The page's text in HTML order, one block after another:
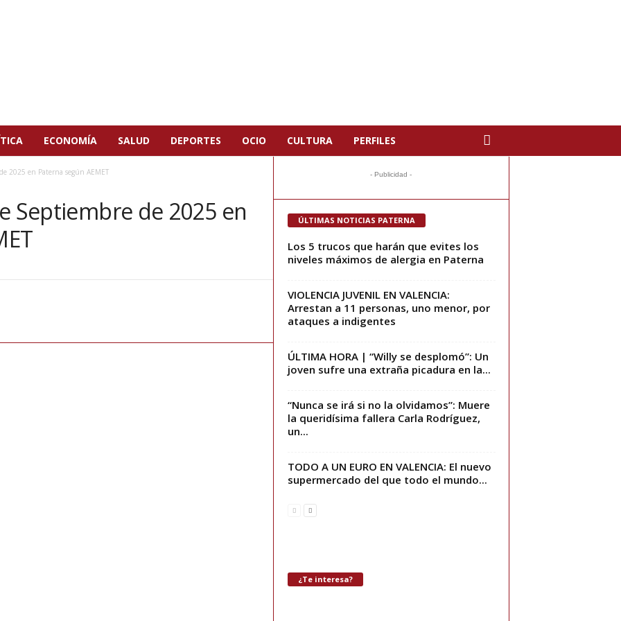
ECONOMÍA SALUD DEPORTES OCIO CULTURA PERFILES
2025 en Paterna según AEMET
Septiembre de 2025 en
- Publicidad -
ÚLTIMAS NOTICIAS PATERNA
Los 5 trucos que harán que evites los
niveles máximos de alergia en Paterna
VIOLENCIA JUVENIL EN VALENCIA:
Arrestan a 11 personas, uno menor, por
ataques a indigentes
ÚLTIMA HORA | “Willy se desplomó”: Un
joven sufre una extraña picadura en la...
“Nunca se irá si no la olvidamos”: Muere
la queridísima fallera Carla Rodríguez,
un...
TODO A UN EURO EN VALENCIA: El nuevo
supermercado del que todo el mundo...
¿Te interesa?